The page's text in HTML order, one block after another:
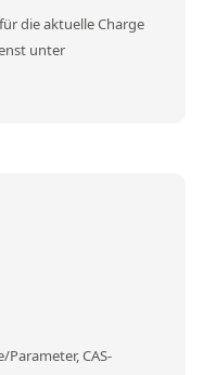
die aktuelle Charge
unter
CAS-